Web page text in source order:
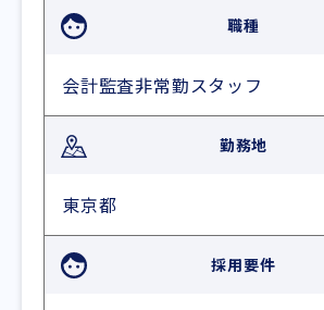
職種
会計監査非常勤スタッフ
勤務地
東京都
採用要件